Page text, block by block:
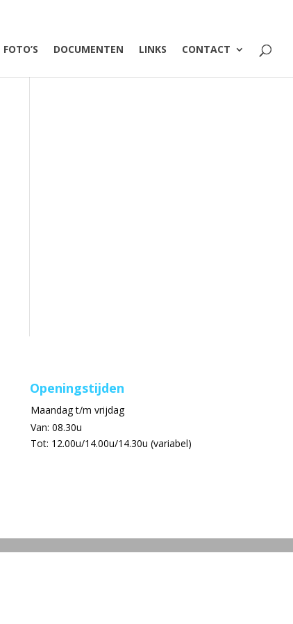
FOTO’S DOCUMENTEN LINKS CONTACT
Openingstijden
Maandag t/m vrijdag
Van: 08.30u
Tot: 12.00u/14.00u/14.30u (variabel)